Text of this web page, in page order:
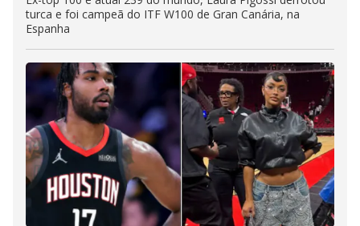
turca e foi campeã do ITF W100 de Gran Canária, na
Espanha